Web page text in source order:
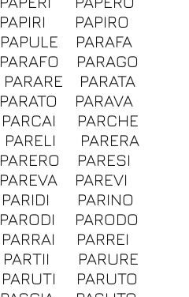
PAPIRI
PAPIRO
PAPULE
PARAFA
PARAFO
PARAGO
PARARE
PARATA
PARATO
PARAVA
PARCAI
PARCHE
PARELI
PARERA
PARERO
PARESI
PAREVA
PAREVI
PARIDI
PARINO
PARODI
PARODO
PARRAI
PARREI
PARTII
PARURE
PARUTI
PARUTO